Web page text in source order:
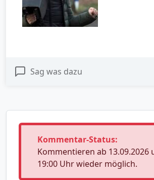
Sag was dazu
Kommentar-Status:
Kommentieren ab 13.09.2026
19:00 Uhr wieder möglich.